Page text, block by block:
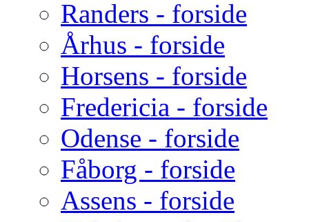
Randers - forside
Århus - forside
Horsens - forside
Fredericia - forside
Odense - forside
Fåborg - forside
Assens - forside